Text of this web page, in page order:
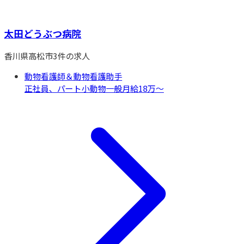
太田どうぶつ病院
香川県高松市3件の求人
動物看護師＆動物看護助手
正社員、パート小動物一般月給18万〜